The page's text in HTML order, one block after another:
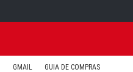
GMAIL GUIA DE COMPRAS